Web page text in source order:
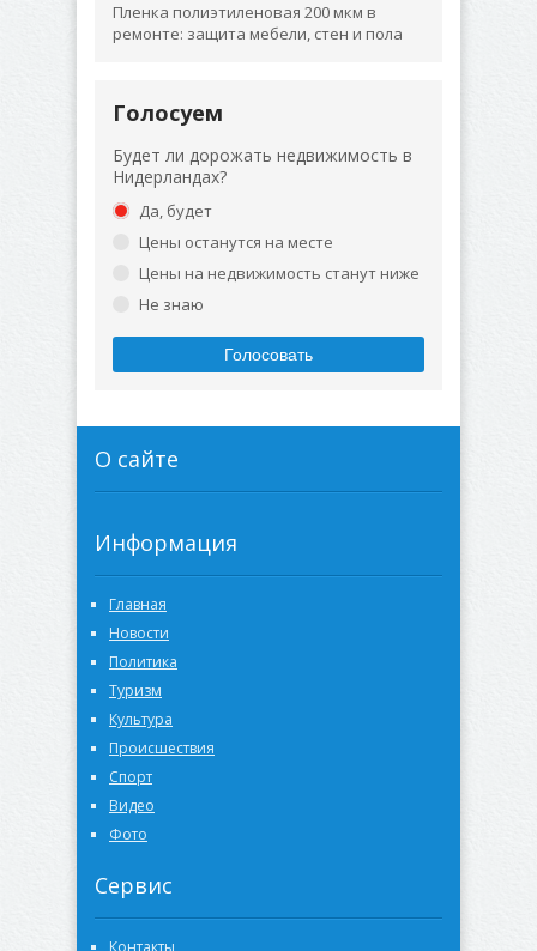
Пленка полиэтиленовая 200 мкм в
ремонте: защита мебели, стен и пола
Голосуем
Будет ли дорожать недвижимость в
Нидерландах?
Да, будет
Цены останутся на месте
Цены на недвижимость станут ниже
Не знаю
Голосовать
О сайте
Информация
Главная
Новости
Политика
Туризм
Культура
Происшествия
Спорт
Видео
Фото
Сервис
Контакты